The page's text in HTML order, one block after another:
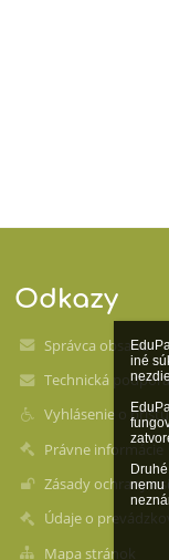
iné
nemu
Odkazy
Správca obsahu
Technická podpora
Vyhlásenie o
Právne informácie
Zásady ochrany
Údaje o
Mapa stránok